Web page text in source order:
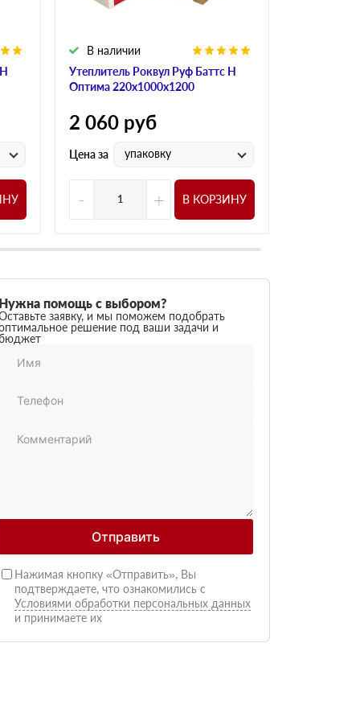
Утеплитель Роквул Руф Баттс Н
Оптима 220х1000х1200
В наличии
2 060 руб
Цена за упаковку
- + В КОРЗИНУ
Нужна помощь с выбором?
заявку, и мы поможем подобрать
решение под ваши задачи и
Отправить
Нажимая кнопку «Отправить», Вы
подтверждаете, что ознакомились с
Условиями обработки персональных данных
и принимаете их